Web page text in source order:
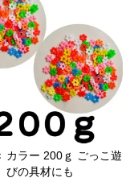
カラー 200ｇ ごっこ遊
びの具材にも